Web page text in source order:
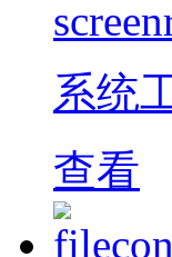
系统
查看